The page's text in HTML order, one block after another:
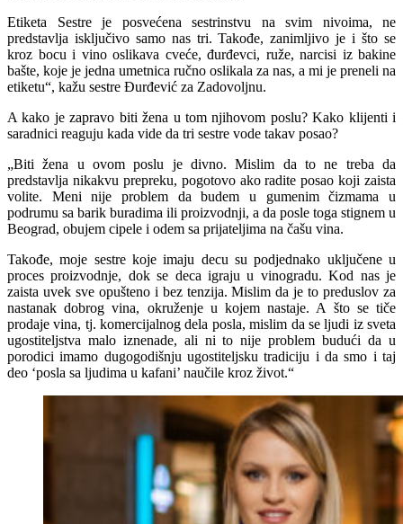
Etiketa Sestre je posvećena sestrinstvu na svim nivoima, ne
predstavlja isključivo samo nas tri. Takođe, zanimljivo je i što se
kroz bocu i vino oslikava cveće, đurđevci, ruže, narcisi iz bakine
bašte, koje je jedna umetnica ručno oslikala za nas, a mi je preneli na
etiketu“, kažu sestre Đurđević za Zadovoljnu.
A kako je zapravo biti žena u tom njihovom poslu? Kako klijenti i
saradnici reaguju kada vide da tri sestre vode takav posao?
„Biti žena u ovom poslu je divno. Mislim da to ne treba da
predstavlja nikakvu prepreku, pogotovo ako radite posao koji zaista
volite. Meni nije problem da budem u gumenim čizmama u
podrumu sa barik buradima ili proizvodnji, a da posle toga stignem u
Beograd, obujem cipele i odem sa prijateljima na čašu vina.
Takođe, moje sestre koje imaju decu su podjednako uključene u
proces proizvodnje, dok se deca igraju u vinogradu. Kod nas je
zaista uvek sve opušteno i bez tenzija. Mislim da je to preduslov za
nastanak dobrog vina, okruženje u kojem nastaje. A što se tiče
prodaje vina, tj. komercijalnog dela posla, mislim da se ljudi iz sveta
ugostiteljstva malo iznenade, ali ni to nije problem budući da u
porodici imamo dugogodišnju ugostiteljsku tradiciju i da smo i taj
deo ‘posla sa ljudima u kafani’ naučile kroz život.“